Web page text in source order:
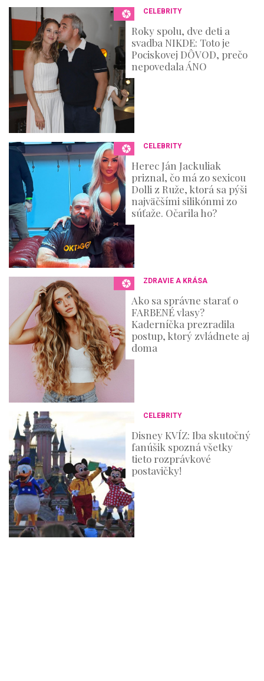
d
CELEBRITY
Roky spolu, dve deti a
svadba NIKDE: Toto je
Pociskovej DÔVOD, prečo
nepovedala ÁNO
CELEBRITY
Herec Ján Jackuliak
priznal, čo má zo sexicou
Dolli z Ruže, ktorá sa pýši
najväčšími silikónmi zo
súťaže. Očarila ho?
ZDRAVIE A KRÁSA
Ako sa správne starať o
FARBENÉ vlasy?
Kaderníčka prezradila
postup, ktorý zvládnete aj
doma
CELEBRITY
Disney KVÍZ: Iba skutočný
fanúšik spozná všetky
tieto rozprávkové
postavičky!